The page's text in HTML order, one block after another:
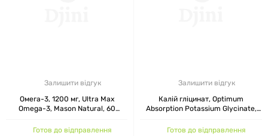
Залишити відгук
Омега-3, 1200 мг, Ultra Max
Omega-3, Mason Natural, 60
Готов до відправлення
Залишити відгук
Калій гліцинат, Optimum
Absorption Potassium Glycinate,
Готов до відправлення